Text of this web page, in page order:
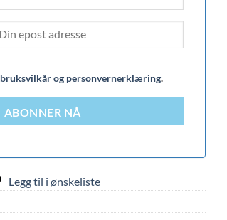
bruksvilkår og personvernerklæring.
ABONNER NÅ
Legg til i ønskeliste